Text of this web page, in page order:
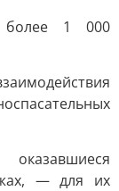
более 1 000
— для их